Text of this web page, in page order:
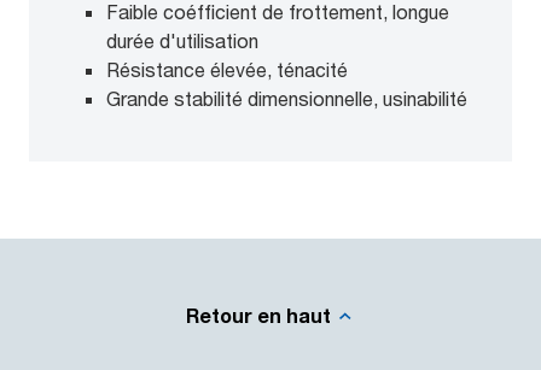
Faible coéfficient de frottement, longue
durée d'utilisation
Résistance élevée, ténacité
Grande stabilité dimensionnelle, usinabilité
Retour en haut